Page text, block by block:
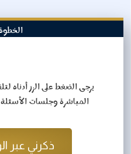
يرجى الضغط على الزر أدناه
المباشرة وجلسات
ذكرني عبر